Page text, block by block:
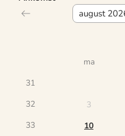
ma
31
32
3
33
10